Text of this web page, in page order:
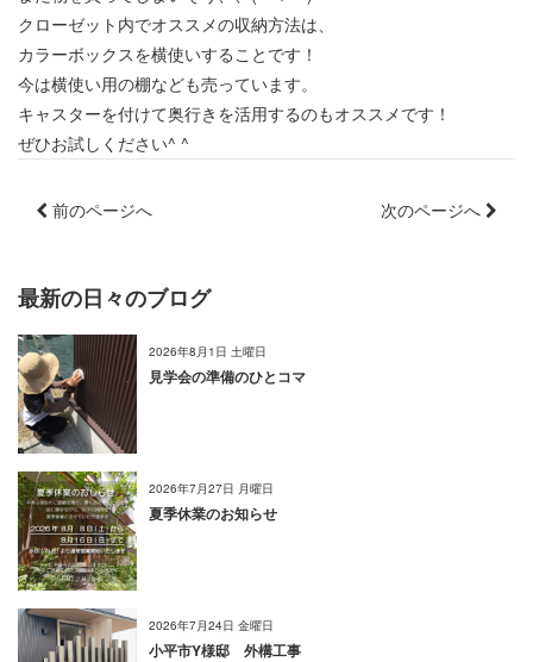
クローゼット内でオススメの収納方法は、
カラーボックスを横使いすることです！
今は横使い用の棚なども売っています。
キャスターを付けて奥行きを活用するのもオススメです！
ぜひお試しください^ ^
前のページへ 次のページへ
最新の日々のブログ
2026年8月1日 土曜日
見学会の準備のひとコマ
2026年7月27日 月曜日
夏季休業のお知らせ
2026年7月24日 金曜日
小平市Y様邸 外構工事